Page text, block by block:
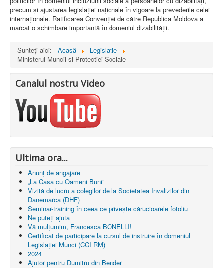
Scrisori de multumire
Sport
Contacte
precum şi ajustarea legislaţiei naţionale în vigoare la prevederile celei
internaţionale. Ratificarea Convenţiei de către Republica Moldova a
marcat o schimbare importantă în domeniul dizabilităţii.
Sunteți aici: Acasă
Legislatie
Ministerul Muncii si Protectiei Sociale
Canalul nostru Video
Ultima ora...
Anunț de angajare
„La Casa cu Oameni Buni”
Vizită de lucru a colegilor de la Societatea Invalizilor din
Danemarca (DHF)
Seminar-training în ceea ce privește cărucioarele fotoliu
Ne puteți ajuta
Vă mulțumim, Francesca BONELLI!
Certificat de participare la cursul de instruire în domeniul
Legislației Munci (CCI RM)
2024
Ajutor pentru Dumitru din Bender